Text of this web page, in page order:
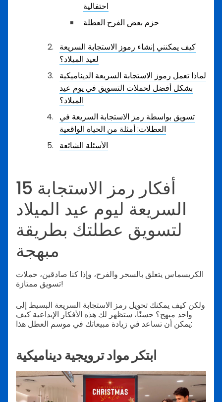
احتفالية
حزم بعض الفرح العطلة
كيف يمكنني إنشاء رموز الاستجابة السريعة
لعيد الميلاد؟
لماذا تعمل رموز الاستجابة السريعة الديناميكية
بشكل أفضل لحملات التسويق في يوم عيد
الميلاد؟
تسويق بواسطة رمز الاستجابة السريعة في
العطلات: أمثلة من الحياة الواقعية
الأسئلة الشائعة
15 أفكار رمز الاستجابة
السريعة ليوم عيد الميلاد
لتسويق عطلتك بطريقة
مبهجة
الكريسماس يتعلق بالسحر والفرح، وإذا كنا صادقين، حملات
تسويق ممتازة!
ولكن كيف يمكنك تحويل رمز الاستجابة السريعة البسيط إلى
واحد مبهج؟ حسنًا، ستظهر لك هذه الأفكار الإبداعية كيف
يمكن أن تساعد في زيادة مبيعاتك في موسم العطل هذا:
ابتكر مواد ترويجية ديناميكية